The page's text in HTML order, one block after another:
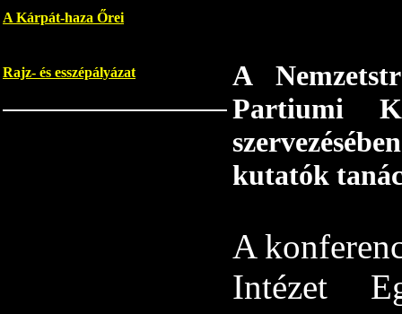
A Kárpát-haza Őrei
Rajz- és esszépályázat
A
Partiumi
kutatók
A
Intézet